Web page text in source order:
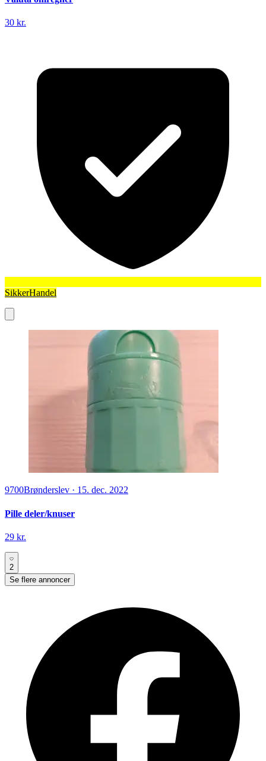
30 kr.
SikkerHandel
9700Brønderslev · 15. dec. 2022
Pille deler/knuser
29 kr.
2
Se flere annoncer